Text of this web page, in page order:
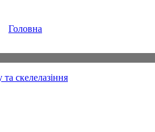
Головна
та скелелазіння